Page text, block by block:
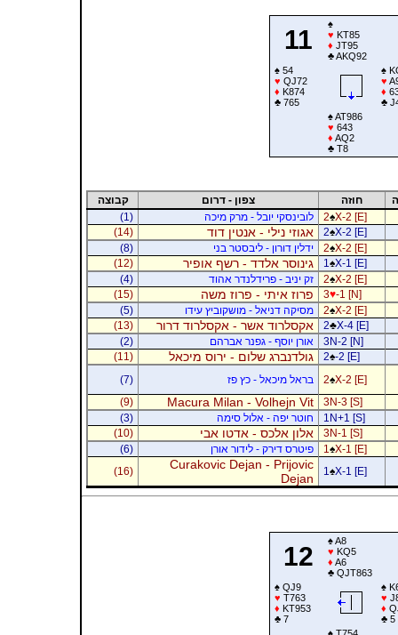
11
♠
♥ KT85
♦ JT95
♣AKQ92
♠54
♥ QJ72
♦ K874
♣765
♠
♥
♦
♣
♠AT986
♥ 643
♦ AQ2
♣T8
חוזה צפון - דרום
קבוצה
2♠X-2 [E] לובינסקי יובל - מרק מיכה
(1)
2♠X-2 [E] אגוזי נילי - אנטין דוד
(14)
2♠X-2 [E] ידלין דורון - ליבסטר בני
(8)
1 ♠X-1 [E] גינוסר אלדד - רשף אופיר
(12)
2♠X-2 [E] זק יניב - פרידלנדר אהוד
(4)
3♥-1 [N] פרוז איתי - פרוז משה
(15)
2♠X-2 [E] מסיקה דניאל - מושקוביץ עידו
(5)
2♣X-4 [E] אקסלרוד אשר - אקסלרוד דרור
(13)
3N-2 [N]
אורן יוסף - גפנר אברהם
(2)
2♠-2 [E] גולדנברג שלום - ירוס מיכאל
(11)
2♠X-2 [E] בראל מיכאל - כץ פז
(7)
3N-3 [S]
Macura Milan - Volhejn Vit
(9)
1N+1 [S]
חוטר יפה - אלול סימה
(3)
3N-1 [S]
אלון אלכס - אדטו אבי
(10)
1 ♠X-1 [E] פיטרס דירק - לידור אורן
(6)
1 ♠X-1 [E]
Curakovic Dejan - Prijovic
Dejan
(16)
12
♠A8
♥ KQ5
♦ A6
♣QJT863
♠QJ9
♥ T763
♦ KT953
♣7
♠
♥
♦
♣5